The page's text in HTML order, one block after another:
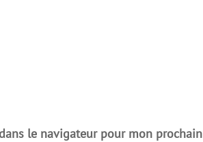
le navigateur pour mon prochain